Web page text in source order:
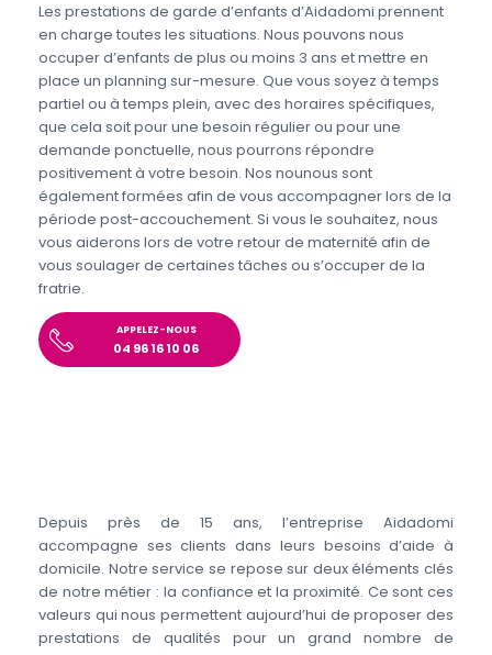
Les prestations de garde d’enfants d’Aidadomi prennent
en charge toutes les situations. Nous pouvons nous
occuper d’enfants de plus ou moins 3 ans et mettre en
place un planning sur-mesure. Que vous soyez à temps
partiel ou à temps plein, avec des horaires spécifiques,
que cela soit pour une besoin régulier ou pour une
demande ponctuelle, nous pourrons répondre
positivement à votre besoin. Nos nounous sont
également formées afin de vous accompagner lors de la
période post-accouchement. Si vous le souhaitez, nous
vous aiderons lors de votre retour de maternité afin de
vous soulager de certaines tâches ou s’occuper de la
fratrie.
APPELEZ-NOUS
04 96 16 10 06
Depuis près de 15 ans, l’entreprise Aidadomi
accompagne ses clients dans leurs besoins d’aide à
domicile. Notre service se repose sur deux éléments clés
de notre métier : la confiance et la proximité. Ce sont ces
valeurs qui nous permettent aujourd’hui de proposer des
prestations de qualités pour un grand nombre de